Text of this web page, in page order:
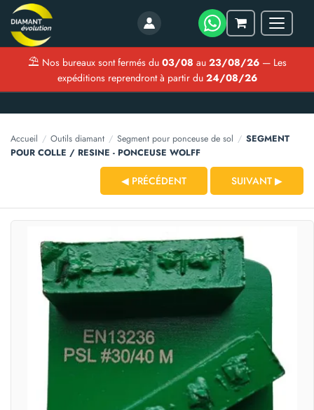
Mon
Menu
⛱ Nos bureaux sont fermés du 03/08 au 23/08/26— Les
expéditions reprendront à partir du 24/08/26
Accueil / Outils diamant / Segment pour ponceuse de sol / SEGMENT
POUR COLLE / RESINE - PONCEUSE WOLFF
◀ PRÉCÉDENT SUIVANT ▶